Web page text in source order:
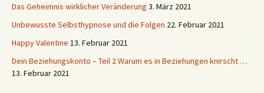
Das Geheimnis wirklicher Veränderung 3. März 2021
Unbewusste Selbsthypnose und die Folgen 22. Februar 2021
Happy Valentine 13. Februar 2021
Dein Beziehungskonto – Teil 2 Warum es in Beziehungen knirscht …
13. Februar 2021